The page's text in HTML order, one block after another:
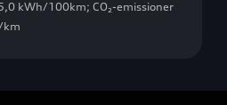
kWh/100km; CO₂-emissioner
km